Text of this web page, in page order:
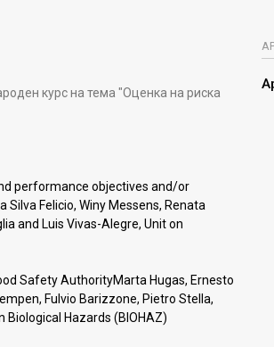
курс на тема "Оценка на риска
performance objectives and/or
Felicio, Winy Messens, Renata
and Luis Vivas-Alegre, Unit on
Safety AuthorityMarta Hugas, Ernesto
Fulvio Barizzone, Pietro Stella,
Biological Hazards (BIOHAZ)